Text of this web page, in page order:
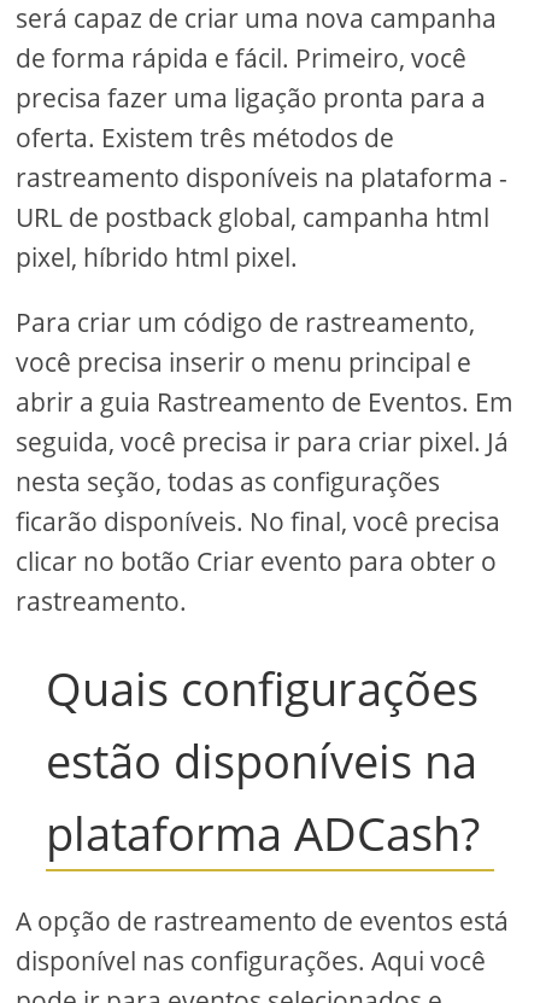
será capaz de criar uma nova campanha
de forma rápida e fácil. Primeiro, você
precisa fazer uma ligação pronta para a
oferta. Existem três métodos de
rastreamento disponíveis na plataforma -
URL de postback global, campanha html
pixel, híbrido html pixel.
Para criar um código de rastreamento,
você precisa inserir o menu principal e
abrir a guia Rastreamento de Eventos. Em
seguida, você precisa ir para criar pixel. Já
nesta seção, todas as configurações
ficarão disponíveis. No final, você precisa
clicar no botão Criar evento para obter o
rastreamento.
Quais configurações
estão disponíveis na
plataforma ADCash?
A opção de rastreamento de eventos está
disponível nas configurações. Aqui você